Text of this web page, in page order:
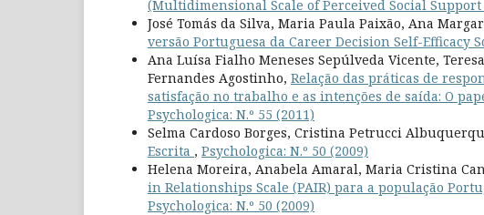
(Multidimensional Scale of Perceived Social Support
José Tomás da Silva, Maria Paula Paixão, Ana
versão Portuguesa da Career Decision Self-Efficacy
Ana Luísa Fialho Meneses Sepúlveda Vicente,
Fernandes Agostinho, Relação das práticas de
satisfação no trabalho e as intenções de saída: O
Psychologica: N.º 55 (2011)
Selma Cardoso Borges, Cristina Petrucci
Escrita , Psychologica: N.º 50 (2009)
Helena Moreira, Anabela Amaral, Maria Cristina
in Relationships Scale (PAIR) para a população
Psychologica: N.º 50 (2009)